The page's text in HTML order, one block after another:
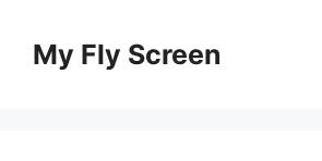
contentMy Fly Screen